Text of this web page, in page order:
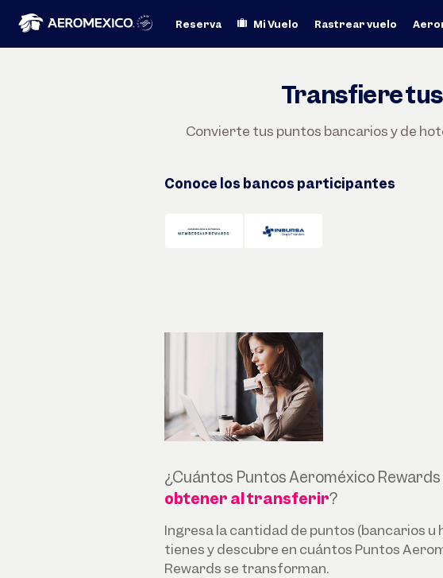
Saltar Reserva Mi Vuelo Rastrear vuelo
Transfiere
Convierte tus puntos bancarios y de
Conoce los bancos participantes
¿Cuántos Puntos Aeroméxico
obtener al transferir?
Ingresa la cantidad de puntos (bancarios u
tienes y descubre en cuántos Puntos
Rewards se transforman.